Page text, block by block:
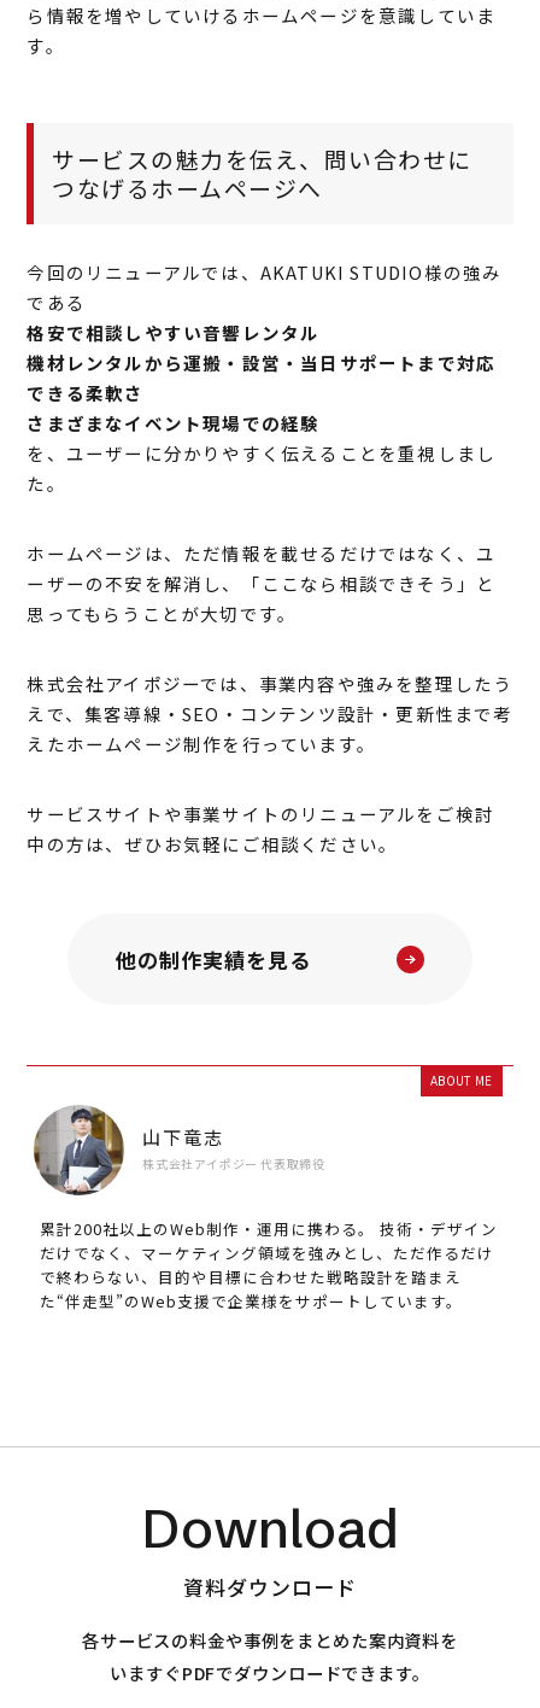
ら情報を増やしていけるホームページを意識していま
す。
サービスの魅力を伝え、問い合わせに
つなげるホームページへ
今回のリニューアルでは、AKATUKI STUDIO様の強み
である
格安で相談しやすい音響レンタル
機材レンタルから運搬・設営・当日サポートまで対応
できる柔軟さ
さまざまなイベント現場での経験
を、ユーザーに分かりやすく伝えることを重視しまし
た。
ホームページは、ただ情報を載せるだけではなく、ユ
ーザーの不安を解消し、「ここなら相談できそう」と
思ってもらうことが大切です。
株式会社アイポジーでは、事業内容や強みを整理したう
えで、集客導線・SEO・コンテンツ設計・更新性まで考
えたホームページ制作を行っています。
サービスサイトや事業サイトのリニューアルをご検討
中の方は、ぜひお気軽にご相談ください。
他の制作実績を見る
ABOUT ME
山下竜志
株式会社アイポジー 代表取締役
累計200社以上のWeb制作・運用に携わる。 技術・デザイン
だけでなく、マーケティング領域を強みとし、ただ作るだけ
で終わらない、目的や目標に合わせた戦略設計を踏まえ
た“伴走型”のWeb支援で企業様をサポートしています。
Download
資料ダウンロード
各サービスの料金や事例をまとめた案内資料を
いますぐPDFでダウンロードできます。